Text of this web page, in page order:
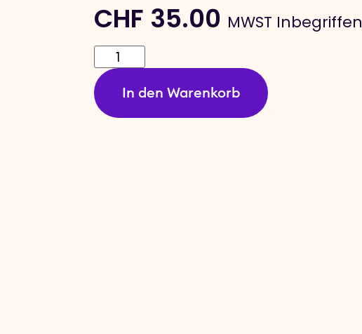
CHF 35.00 MWST Inbegriffen
In den Warenkorb